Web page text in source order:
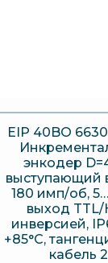
EIP 40BO
энкодер
выступающий
180 имп/об,
выход TTL/
инверсией,
+85°C,
кабель